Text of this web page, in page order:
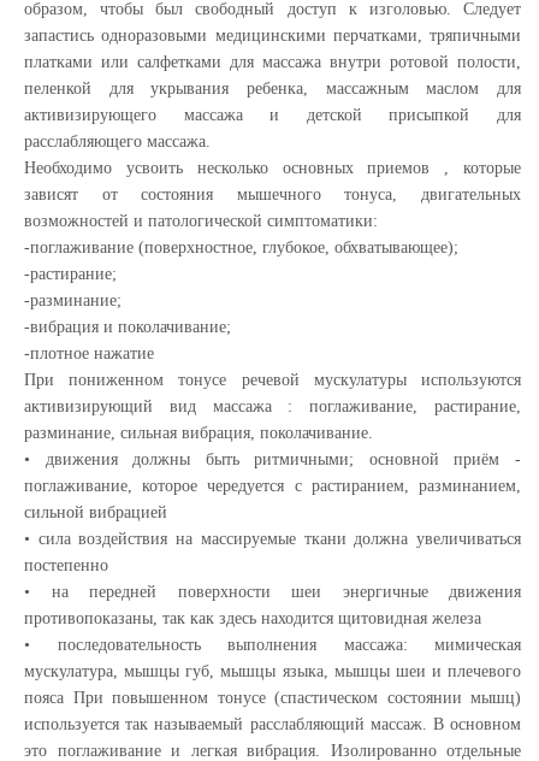
образом, чтобы был свободный доступ к изголовью. Следует
запастись одноразовыми медицинскими перчатками, тряпичными
платками или салфетками для массажа внутри ротовой полости,
пеленкой для укрывания ребенка, массажным маслом для
активизирующего массажа и детской присыпкой для
расслабляющего массажа.
Необходимо усвоить несколько основных приемов , которые
зависят от состояния мышечного тонуса, двигательных
возможностей и патологической симптоматики:
-поглаживание (поверхностное, глубокое, обхватывающее);
-растирание;
-разминание;
-вибрация и поколачивание;
-плотное нажатие
При пониженном тонусе речевой мускулатуры используются
активизирующий вид массажа : поглаживание, растирание,
разминание, сильная вибрация, поколачивание.
• движения должны быть ритмичными; основной приём -
поглаживание, которое чередуется с растиранием, разминанием,
сильной вибрацией
• сила воздействия на массируемые ткани должна увеличиваться
постепенно
• на передней поверхности шеи энергичные движения
противопоказаны, так как здесь находится щитовидная железа
• последовательность выполнения массажа: мимическая
мускулатура, мышцы губ, мышцы языка, мышцы шеи и плечевого
пояса При повышенном тонусе (спастическом состоянии мышц)
используется так называемый расслабляющий массаж. В основном
это поглаживание и легкая вибрация. Изолированно отдельные